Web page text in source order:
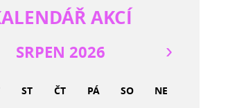
AKCÍ
SRPEN 2026
ST ČT PÁ SO NE